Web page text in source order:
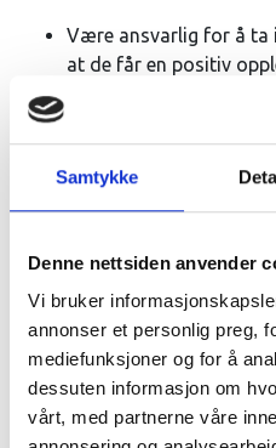
Samtykke
Denne nettsiden anvender
Vi bruker
annonser et personlig preg,
mediefunksjoner og for å
dessuten informasjon om
vårt, med partnerne våre
Være ansvarlig for å ta
at de får en positiv
Demonstrere og
Bidra til å holde
innbydende.
Hjelpe til med ulike
Jobbe i cafeen og
Vi søker deg som:
Er serviceinnstilt,
jobbe med mennesker.
Er nysgjerrig på